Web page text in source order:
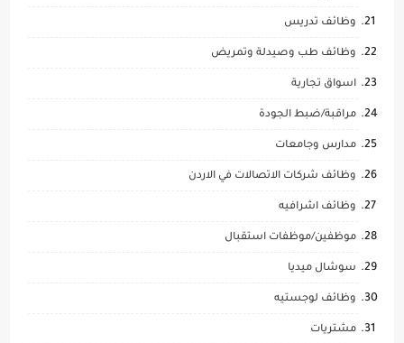
وظائف تدريس
وظائف طب وصيدلة وتمريض
اسواق تجارية
مراقبة/ضبط الجودة
مدارس وجامعات
وظائف شركات الاتصالات في الاردن
وظائف اشرافيه
موظفين/موظفات استقبال
سوشال ميديا
وظائف لوجستيه
مشتريات